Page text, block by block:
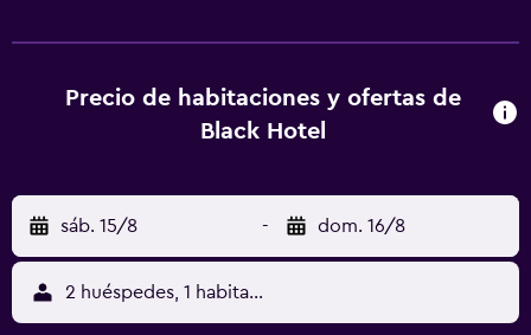
nuestro acceso a Internet wifi gratis. Se ofrece servicio de
descubierta nocturno y servicio de limpieza todos los
de una piscina de temporada, los servicios de ocio y
esparcimiento incluyen baño turco. Se pueden practicar
las actividades de ocio y esparcimiento que se indican
más abajo en las instalaciones o cerca del alojamiento (es
posible que se aplique un recargo).
Precio de habitaciones y ofertas de
Black Hotel
sáb. 15/8 - dom. 16/8
2 huéspedes, 1 habitación